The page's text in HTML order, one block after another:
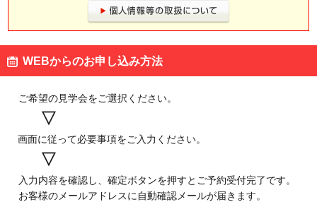
見学予約・お問い合わせ
埼玉県 坂戸市
明治なるほどファクトリー
見学予約・お問い合わせ
WEBからのお申し込み方法
ご希望の見学会をご選択ください。
▽
画面に従って必要事項をご入力ください。
▽
入力内容を確認し、確定ボタンを押すとご予約受付完了です。
お客様のメールアドレスに自動確認メールが届きます。